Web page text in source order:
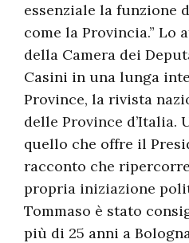
essenziale la funzione
come la Provincia.” Lo
della Camera dei
Casini in una lunga
Province, la rivista
delle Province
quello che offre il
racconto che
propria iniziazione
Tommaso è stato
più di 25 anni a